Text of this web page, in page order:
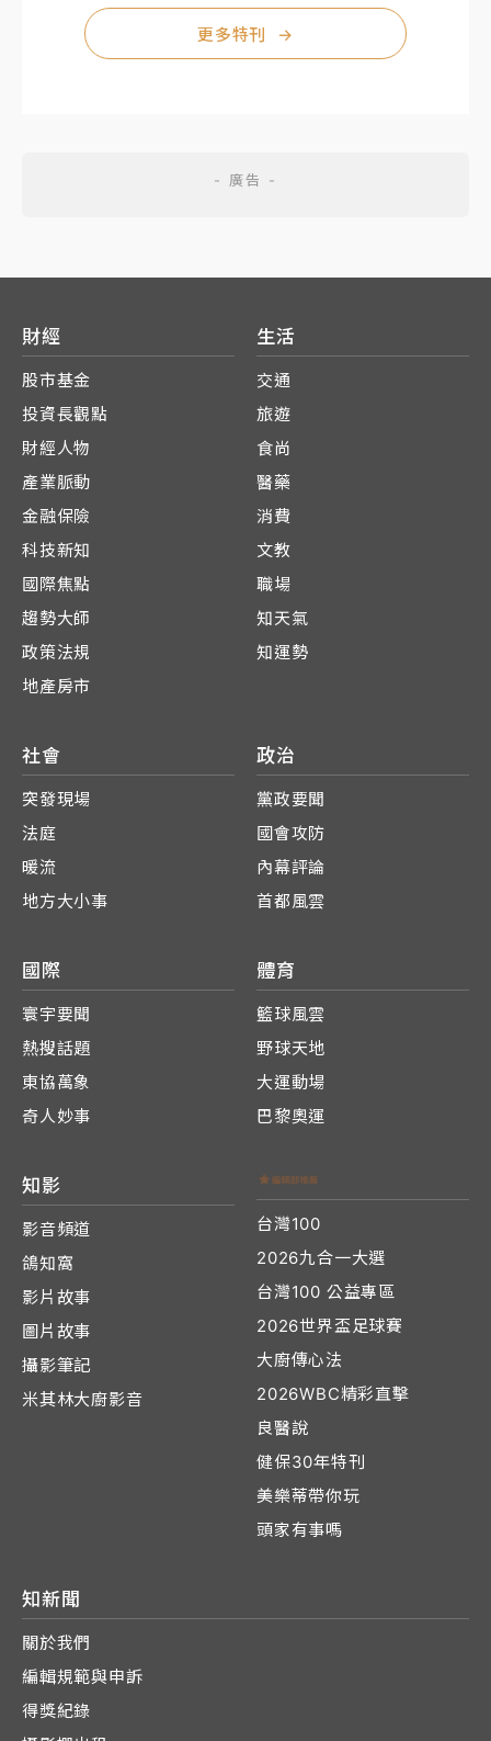
更多特刊 →
財經
股市基金
投資長觀點
財經人物
產業脈動
金融保險
科技新知
國際焦點
趨勢大師
政策法規
地產房市
生活
交通
旅遊
食尚
醫藥
消費
文教
職場
知天氣
知運勢
社會
突發現場
法庭
暖流
地方大小事
政治
黨政要聞
國會攻防
內幕評論
首都風雲
國際
寰宇要聞
熱搜話題
東協萬象
奇人妙事
體育
籃球風雲
野球天地
大運動場
巴黎奧運
知影
影音頻道
鴿知窩
影片故事
圖片故事
攝影筆記
米其林大廚影音
台灣100
2026九合一大選
台灣100 公益專區
2026世界盃足球賽
大廚傳心法
2026WBC精彩直擊
良醫說
健保30年特刊
美樂蒂帶你玩
頭家有事嗎
知新聞
關於我們
編輯規範與申訴
得獎紀錄